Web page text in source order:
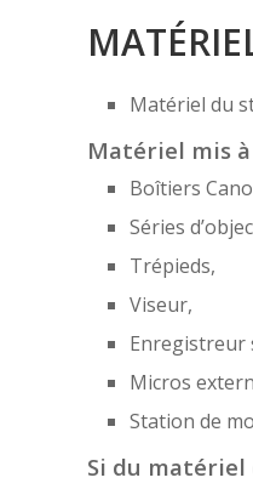
Matériel du
Matériel mis
Boîtiers
Séries
Trépieds,
Viseur,
Enregistreur
Micros
Station de
Si du